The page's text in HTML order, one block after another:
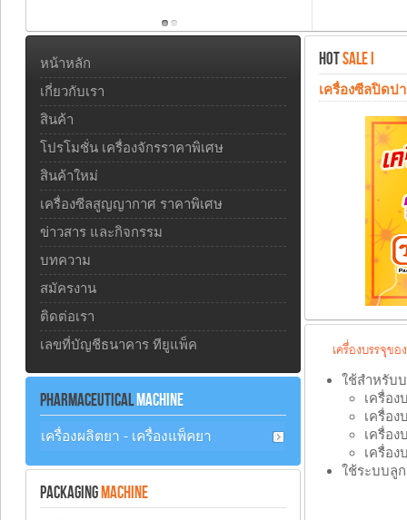
HOTSALE I
เครื่องซีลปิดป
เครื่องบรรจุข
ใช้สำหรับ
เครื่อ
เครื่อง
เครื่อง
เครื่อ
ใช้ระบบลู
หน้าหลัก
เกี่ยวกับเรา
สินค้า
โปรโมชั่น เครื่องจักรราคาพิเศษ
สินค้าใหม่
เครื่องซีลสูญญากาศ ราคาพิเศษ
ข่าวสาร และกิจกรรม
บทความ
สมัครงาน
ติดต่อเรา
เลขที่บัญชีธนาคาร ทียูแพ็ค
PHARMACEUTICALMACHINE
เครื่องผลิตยา - เครื่องแพ็คยา
PACKAGING MACHINE